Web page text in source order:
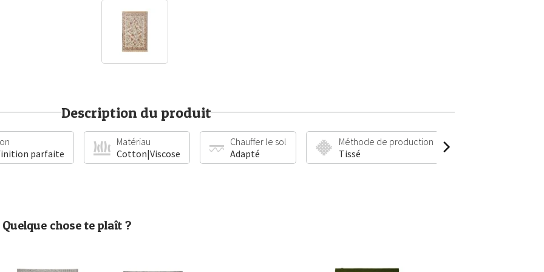
Description du produit
parfaite
Matériau
Cotton|Viscose
Chauffer le sol
Adapté
Méthode de production
Tissé
Quelque chose te plaît ?